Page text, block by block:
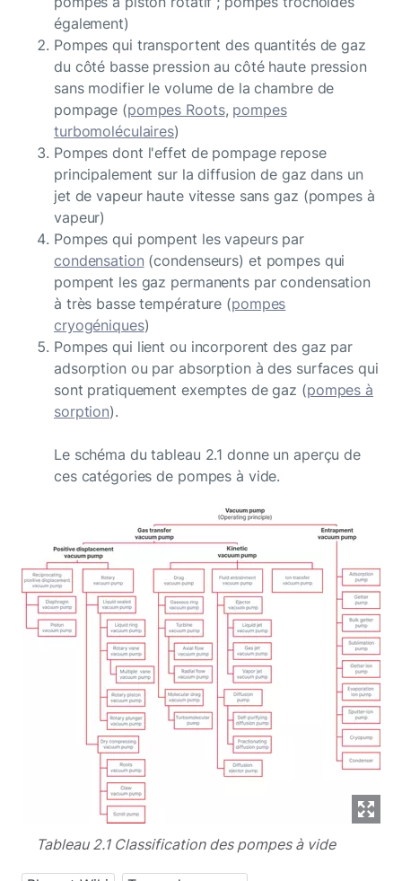
également)
Pompes qui transportent des quantités de gaz
du côté basse pression au côté haute pression
sans modifier le volume de la chambre de
pompage (pompes Roots, pompes
turbomoléculaires)
Pompes dont l'effet de pompage repose
principalement sur la diffusion de gaz dans un
jet de vapeur haute vitesse sans gaz (pompes à
vapeur)
Pompes qui pompent les vapeurs par
condensation (condenseurs) et pompes qui
pompent les gaz permanents par condensation
à très basse température (pompes
cryogéniques)
Pompes qui lient ou incorporent des gaz par
adsorption ou par absorption à des surfaces qui
sont pratiquement exemptes de gaz (pompes à
sorption).
Le schéma du tableau 2.1 donne un aperçu de
ces catégories de pompes à vide.
Tableau 2.1 Classification des pompes à vide